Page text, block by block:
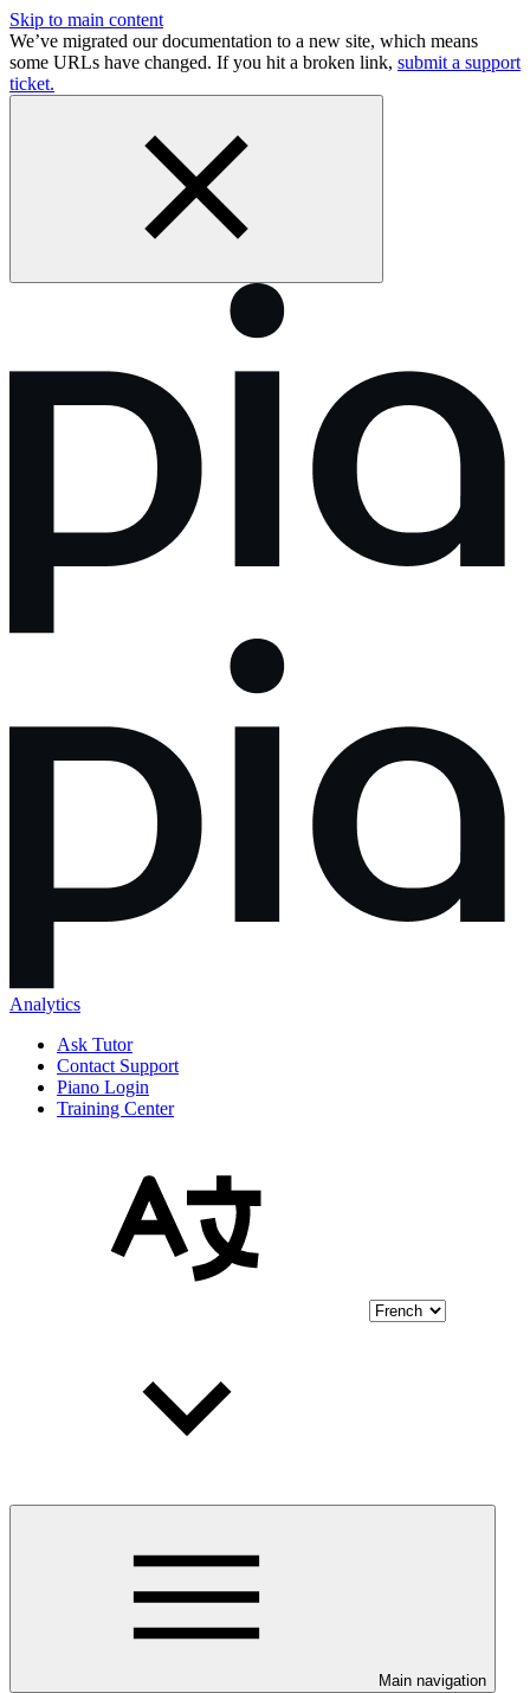
Skip to main content
We’ve migrated our documentation to a new site, which means
some URLs have changed. If you hit a broken link, submit a support
ticket.
Analytics
Ask Tutor
Contact Support
Piano Login
Training Center
Main navigation